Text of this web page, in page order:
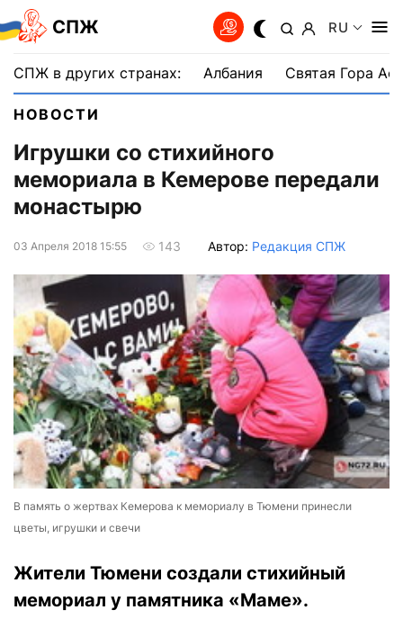
СПЖ RU
СПЖ в других странах: Албания Святая Гора
НОВОСТИ
Игрушки со стихийного
мемориала в Кемерове передали
монастырю
03 Апреля 2018 15:55 143 Автор: Редакция СПЖ
В память о жертвах Кемерова к мемориалу в Тюмени принесли
цветы, игрушки и свечи
Жители Тюмени создали стихийный
мемориал у памятника «Маме».